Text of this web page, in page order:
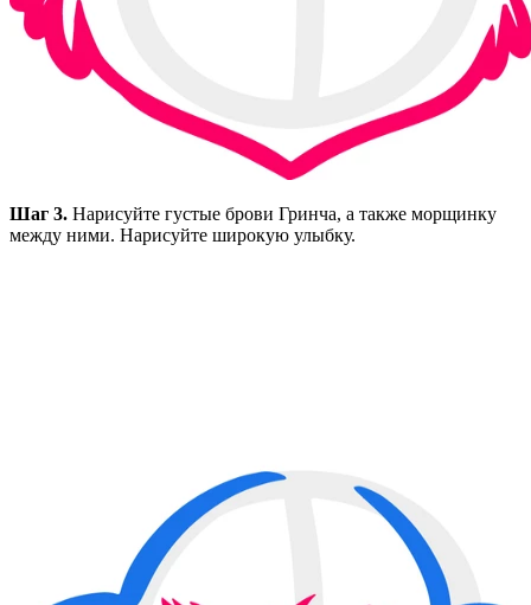
Шаг 3. Нарисуйте густые брови Гринча, а также морщинку
между ними. Нарисуйте широкую улыбку.